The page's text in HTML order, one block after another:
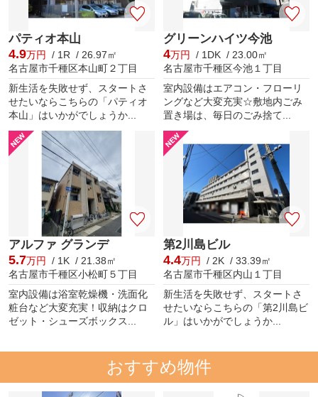
パティオ本山
4.9万円
/ 1R / 26.97㎡
名古屋市千種区本山町２丁目
新生活を失敗せず、スタートさ
せたいならこちらの「パティオ
本山」はいかがでしょうか...
グリーンハイツ今池
4万円
/ 1DK / 23.00㎡
名古屋市千種区今池１丁目
室内設備はエアコン・フローリ
ングなど大変充実☆敷地内ごみ
置き場は、毎日のごみ捨て...
アルファ グランデ
5.7万円
/ 1K / 21.38㎡
名古屋市千種区小松町５丁目
室内設備は浴室乾燥機・洗面化
粧台など大変充実！収納はクロ
ゼット・シューズボックス...
第2川島ビル
4.4万円
/ 2K / 33.39㎡
名古屋市千種区内山１丁目
新生活を失敗せず、スタートさ
せたいならこちらの「第2川島ビ
ル」はいかがでしょうか...
おすすめ物件